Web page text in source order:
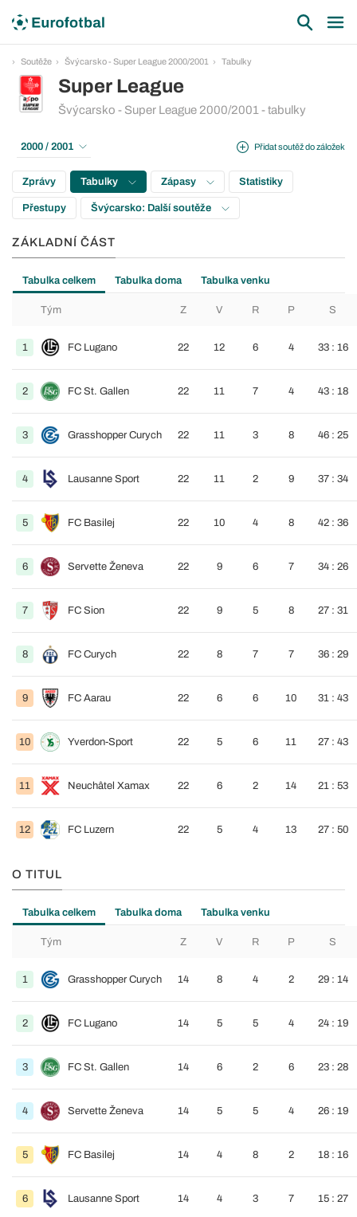
Soutěže Švýcarsko - Super League 2000/2001 Tabulky
Super League
Švýcarsko - Super League 2000/2001 - tabulky
Přidat soutěž do záložek
2000 / 2001
Zprávy Tabulky Zápasy Statistiky
Přestupy Švýcarsko: Další soutěže
ZÁKLADNÍ ČÁST
Tabulka celkem Tabulka doma Tabulka venku
Tým Z V R P S
1 FC Lugano 22 12 6 4 33 : 16
2 FC St. Gallen 22 11 7 4 43 : 18
3 Grasshopper Curych 22 11 3 8 46 : 25
4 Lausanne Sport 22 11 2 9 37 : 34
5 FC Basilej 22 10 4 8 42 : 36
6 Servette Ženeva 22 9 6 7 34 : 26
7 FC Sion 22 9 5 8 27 : 31
8 FC Curych 22 8 7 7 36 : 29
9 FC Aarau 22 6 6 10 31 : 43
10 Yverdon-Sport 22 5 6 11 27 : 43
11 Neuchâtel Xamax 22 6 2 14 21 : 53
12 FC Luzern 22 5 4 13 27 : 50
O TITUL
Tabulka celkem Tabulka doma Tabulka venku
Tým Z V R P S
1 Grasshopper Curych 14 8 4 2 29 : 14
2 FC Lugano 14 5 5 4 24 : 19
3 FC St. Gallen 14 6 2 6 23 : 28
4 Servette Ženeva 14 5 5 4 26 : 19
5 FC Basilej 14 4 8 2 18 : 16
6 Lausanne Sport 14 4 3 7 15 : 27